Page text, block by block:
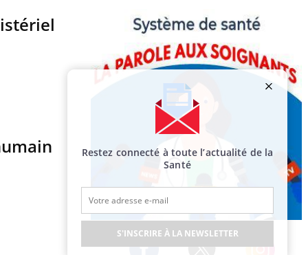
Restez connecté à toute l’actualité de la
Santé
S'INSCRIRE À LA NEWSLETTER